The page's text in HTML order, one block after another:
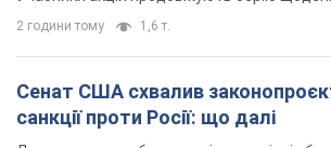
2 години тому 1,6 т.
Сенат США схвалив
санкції проти Росії: що далі